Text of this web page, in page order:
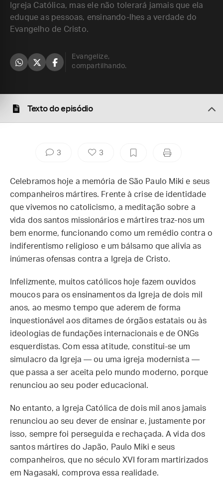
Igreja Católica, mas ele não tolerará jamais que ela
eduque as pessoas, ensinando-lhes a verdade do
Evangelho de Cristo.
Evangelize,
compartilhando.
Texto do episódio
3 3
Celebramos hoje a memória de São Paulo Miki e seus
companheiros mártires. Frente à crise de identidade
que vivemos no catolicismo, a meditação sobre a
vida dos santos missionários e mártires traz-nos um
bem enorme, funcionando como um remédio contra o
indiferentismo religioso e um bálsamo que alivia as
inúmeras ofensas contra a Igreja de Cristo.
Infelizmente, muitos católicos hoje fazem ouvidos
moucos para os ensinamentos da Igreja de dois mil
anos, ao mesmo tempo que aderem de forma
inquestionável aos ditames de órgãos estatais ou às
ideologias de fundações internacionais e de ONGs
esquerdistas. Com essa atitude, constitui-se um
simulacro da Igreja — ou uma igreja modernista —
que passa a ser aceita pelo mundo moderno, porque
renunciou ao seu poder educacional.
No entanto, a Igreja Católica de dois mil anos jamais
renunciou ao seu dever de ensinar e, justamente por
isso, sempre foi perseguida e rechaçada. A vida dos
santos mártires do Japão, Paulo Miki e seus
companheiros, que no século XVI foram martirizados
em Nagasaki, comprova essa realidade.